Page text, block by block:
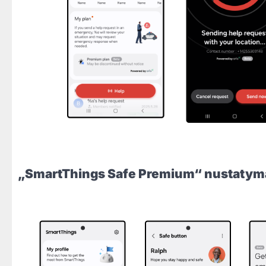
„SmartThings Safe Premium“